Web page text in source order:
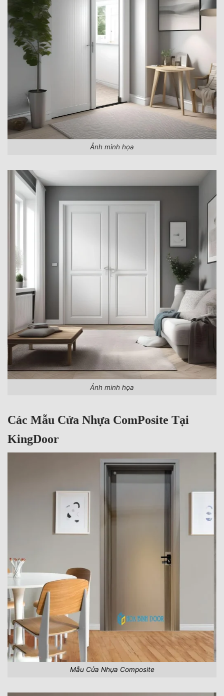
Ảnh minh họa
Ảnh minh họa
Các Mẫu Cửa Nhựa ComPosite Tại
KingDoor
Mẫu Cửa Nhựa Composite